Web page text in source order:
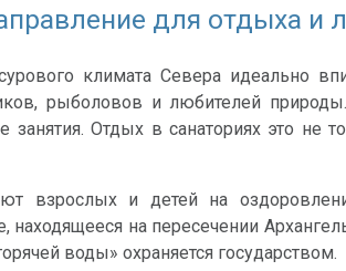
для отдыха и
климата Севера идеально
рыболовов и любителей
занятия. Отдых в санаториях это не
взрослых и детей на
находящееся на пересечении
воды» охраняется государством.